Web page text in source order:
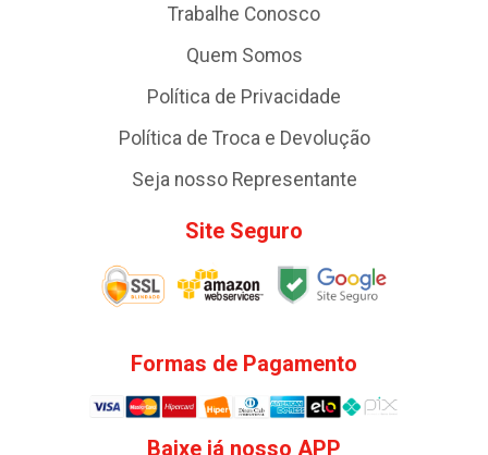
Trabalhe Conosco
Quem Somos
Política de Privacidade
Política de Troca e Devolução
Seja nosso Representante
Site Seguro
Formas de Pagamento
Baixe já nosso APP